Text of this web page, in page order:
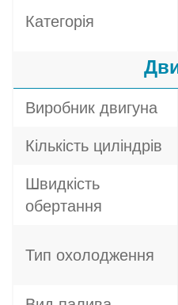
Категорія
Виробник двигуна
Кількість циліндрів
Швидкість
обертання
Тип охолодження